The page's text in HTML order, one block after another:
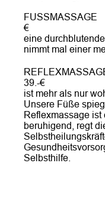
€
eine
nimmt mal einer
39.-€
ist mehr als nur
Unsere Füße
Reflexmassage ist
beruhigend, regt
Selbsthilfe.